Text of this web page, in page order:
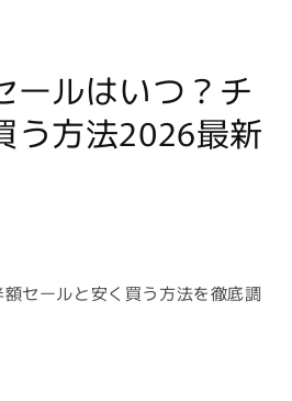
ールはいつ？チ
う方法2026最新
セールと安く買う方法を徹底調